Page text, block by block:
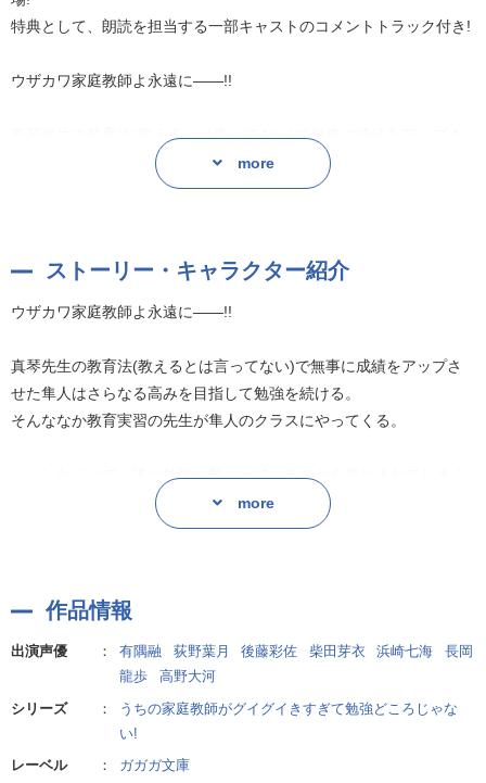
特典として、朗読を担当する一部キャストのコメントトラック付き!
ウザカワ家庭教師よ永遠に――!!
真琴先生の教育法(教えるとは言ってない)で無事に成績をアップさ
せた隼人はさらなる高みを目指して勉強を続ける。
そんななか教育実習の先生が隼人のクラスにやってくる。
隼人だったが、あんな家庭教師を見せるわけにはいかない!!
るというのだ!
だが、運命の歯車は隼人の焦燥とは裏腹に、教師二人の邂逅へと回
り始めているのだった――。
ハチャメチャ家庭教師コメディ第二弾!
more
ストーリー・キャラクター紹介
ウザカワ家庭教師よ永遠に――!!
真琴先生の教育法(教えるとは言ってない)で無事に成績をアップさ
せた隼人はさらなる高みを目指して勉強を続ける。
そんななか教育実習の先生が隼人のクラスにやってくる。
ふとしたことで、誰に勉強を教わっているのかを気にされてしまう
隼人だったが、あんな家庭教師を見せるわけにはいかない!!
勉強を教えない家庭教師のお陰で成績がアップしたなんて誰に言え
だが、運命の歯車は隼人の焦燥とは裏腹に、教師二人の邂逅へと回
ハチャメチャ家庭教師コメディ第二弾!
作者:ハマカズシ
more
作品情報
出演声優 ： 有隅融 荻野葉月 後藤彩佐 柴田芽衣 浜崎七海
長岡
龍歩
高野大河
シリーズ
：
うちの家庭教師がグイグイきすぎて勉強どころじゃな
い!
レーベル
：
ガガガ文庫